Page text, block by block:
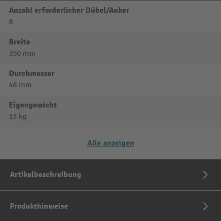
Anzahl erforderlicher Dübel/Anker
8
Breite
350 mm
Durchmesser
48 mm
Eigengewicht
13 kg
Alle anzeigen
Artikelbeschreibung
Produkthinweise